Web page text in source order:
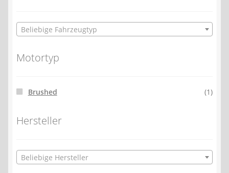
Beliebige Fahrzeugtyp
Motortyp
Brushed (1)
Hersteller
Beliebige Hersteller